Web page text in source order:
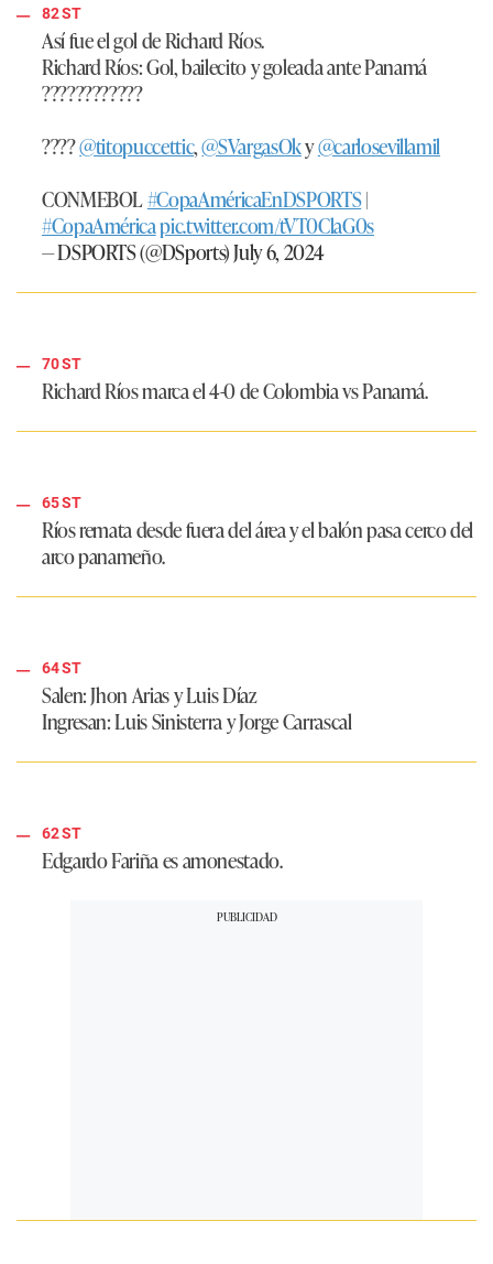
82 ST
Así fue el gol de Richard Ríos.
Richard Ríos: Gol, bailecito y goleada ante Panamá
????????????
????@titopuccettic,@SVargasOky@carlosevillamil
CONMEBOL#CopaAméricaEnDSPORTS|
#CopaAméricapic.twitter.com/tVT0ClaG0s
— DSPORTS (@DSports)July 6, 2024
70 ST
Richard Ríos marca el 4-0 de Colombia vs Panamá.
65 ST
Ríos remata desde fuera del área y el balón pasa cerco del
arco panameño.
64 ST
Salen: Jhon Arias y Luis Díaz
Ingresan: Luis Sinisterra y Jorge Carrascal
62 ST
Edgardo Fariña es amonestado.